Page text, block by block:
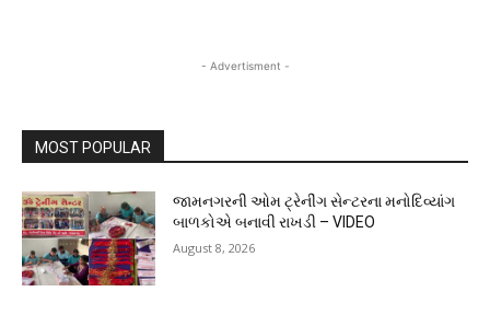
- Advertisment -
MOST POPULAR
જામનગરની ઓમ ટ્રેનીંગ સેન્ટરના મનોદિવ્યાંગ
બાળકોએ બનાવી રાખડી – VIDEO
August 8, 2026